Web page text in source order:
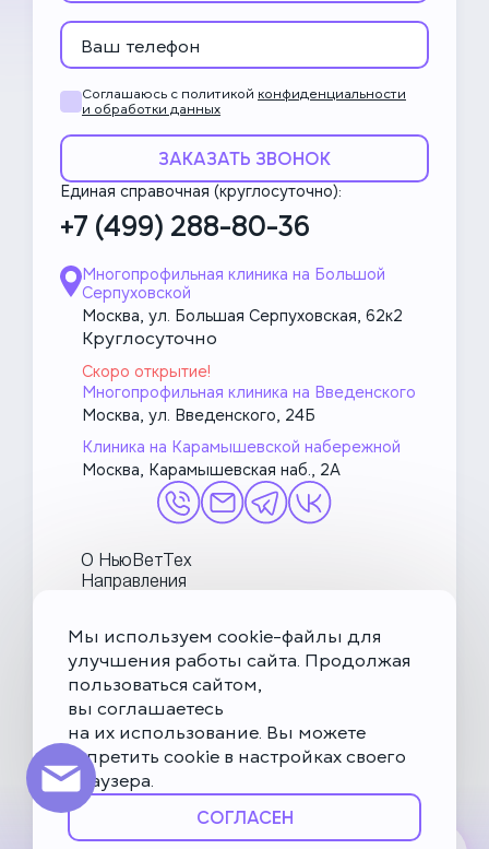
Соглашаюсь с политикой конфиденциальности
и обработки данных
ЗАКАЗАТЬ ЗВОНОК
Единая справочная (круглосуточно):
+7 (499) 288-80-36
Многопрофильная клиника на Большой
Серпуховской
Москва, ул. Большая Серпуховская, 62к2
Круглосуточно
Скоро открытие!
Многопрофильная клиника на Введенского
Москва, ул. Введенского, 24Б
Клиника на Карамышевской набережной
Москва, Карамышевская наб., 2А
О НьюВетТех
Направления
Акции и блог
МетаПетс
Политика конфиденциальности и обработки данных
Правила посещения ветеринарной клиники
Публичная оферта
Мы используем cookie-файлы для
улучшения работы сайта. Продолжая
пользоваться сайтом,
вы соглашаетесь
на их использование. Вы можете
запретить cookie в настройках своего
браузера.
СОГЛАСЕН